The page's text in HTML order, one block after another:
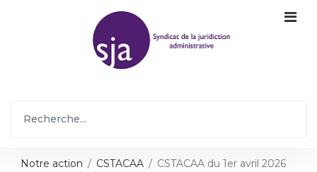
Notre action CSTACAA CSTACAA du 1er avril 2026